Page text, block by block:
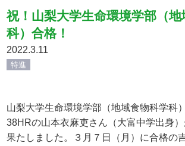
祝！山梨大学生命環境学部（
科）合格！
2022.3.11
特進
山梨大学生命環境学部（地域食物科学科
38HRの山本衣麻吏さん（大富中学出身
果たしました。３月７日（月）に合格の